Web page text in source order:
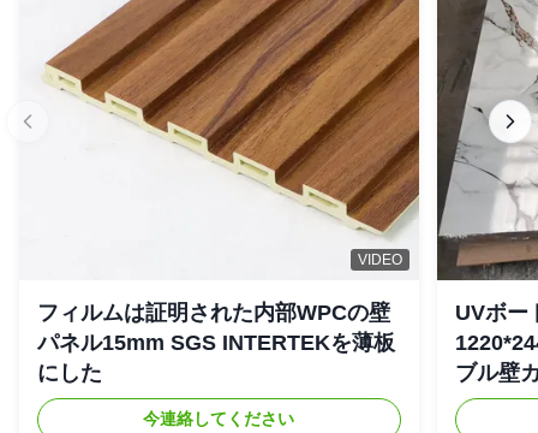
M*n
United StatesDec 22.2025
★★★★★
★★★★★
Great cost-performance ratio. Our contractors love how
lightweight these panels are, speeding up installation time
★★★★★
★★★★★
Low maintenance is a big plus. These panels don’t require
frequent cleaning, saving our clients time and money.
R ★★★★★
★★★★★
VIDEO
フィルムは証明された内部WPCの壁
パネル15mm SGS INTERTEKを薄板
にした
今連絡してください
UVボー
ブル壁